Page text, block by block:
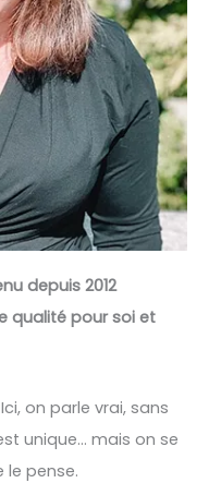
depuis 2012
qualité pour soi et
on parle vrai, sans
unique… mais on se
le pense.